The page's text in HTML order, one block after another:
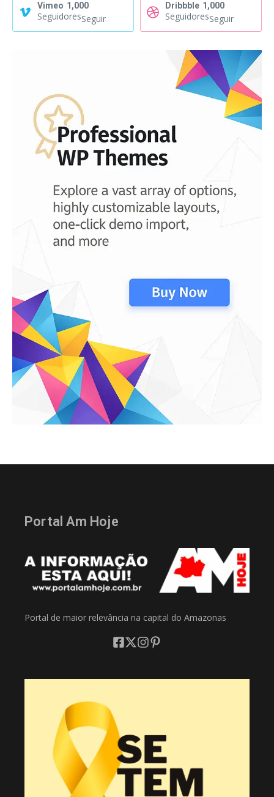
Vimeo 1,000
SeguidoresSeguir
Dribbble 1,000
SeguidoresSeguir
Portal Am Hoje
Portal de maior relevância na capital do Amazonas